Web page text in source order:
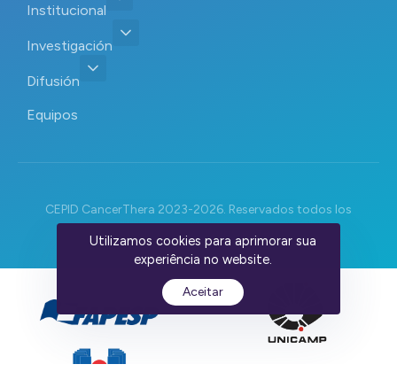
Institucional
Investigación
Difusión
Equipos
CEPID CancerThera 2023-2026. Reservados todos los
derechos. Devs:
WebContent
Utilizamos cookies para aprimorar sua
experiência no website.
Aceitar